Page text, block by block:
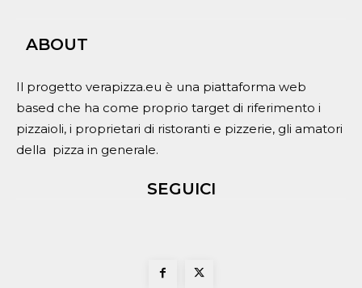
ABOUT
Il progetto verapizza.eu è una piattaforma web
based che ha come proprio target di riferimento i
pizzaioli, i proprietari di ristoranti e pizzerie, gli amatori
della pizza in generale.
SEGUICI